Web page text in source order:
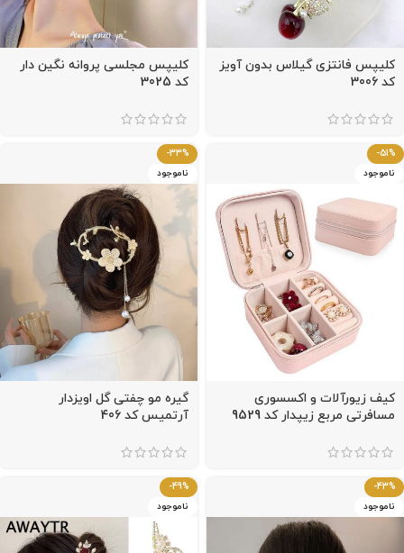
کلیپس فانتزی گیلاس بدون آویز
کد 3006
کلیپس مجلسی پروانه نگین دار
کد 3025
-51%
ناموجود
کیف زیورآلات و اکسسوری
مسافرتی مربع زیپدار کد 9529
-33%
ناموجود
گیره مو چفتی گل اویزدار
آرتمیس کد 406
-43%
ناموجود
-49%
ناموجود